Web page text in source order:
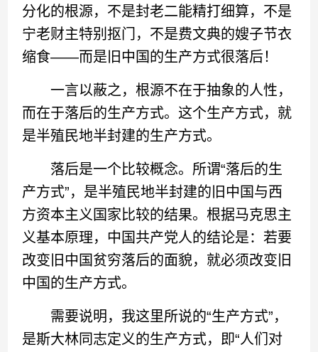
分化的根源，不是封老二能精打细算，不是
宁老财主特别抠门，不是费文典的嫂子节衣
缩食——而是旧中国的生产方式很落后！
一言以蔽之，根源不在于抽象的人性，
而在于落后的生产方式。这个生产方式，就
是半殖民地半封建的生产方式。
落后是一个比较概念。所谓“落后的生
产方式”，是半殖民地半封建的旧中国与西
方资本主义国家比较的结果。根据马克思主
义基本原理，中国共产党人的结论是：若要
改变旧中国贫穷落后的面貌，就必须改变旧
中国的生产方式。
需要说明，我这里所说的“生产方式”，
是斯大林同志定义的生产方式，即“人们对